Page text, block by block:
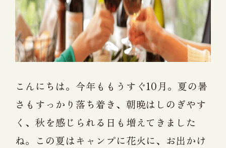
こんにちは。今年ももうすぐ10月。夏の暑
さもすっかり落ち着き、朝晩はしのぎやす
く、秋を感じられる日も増えてきました
ね。この夏はキャンプに花火に、お出かけ